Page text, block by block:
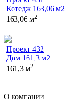
Котедж 163,06 м2
163,06 м2
Проект 432
Дом 161,3 м2
161,3 м2
О компании